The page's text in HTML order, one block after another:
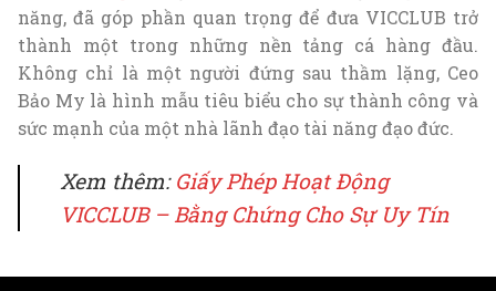
năng, đã góp phần quan trọng để đưa VICCLUB trở
thành một trong những nền tảng cá hàng đầu.
Không chỉ là một người đứng sau thầm lặng, Ceo
Bảo My là hình mẫu tiêu biểu cho sự thành công và
sức mạnh của một nhà lãnh đạo tài năng đạo đức.
Xem thêm: Giấy Phép Hoạt Động
VICCLUB – Bằng Chứng Cho Sự Uy Tín